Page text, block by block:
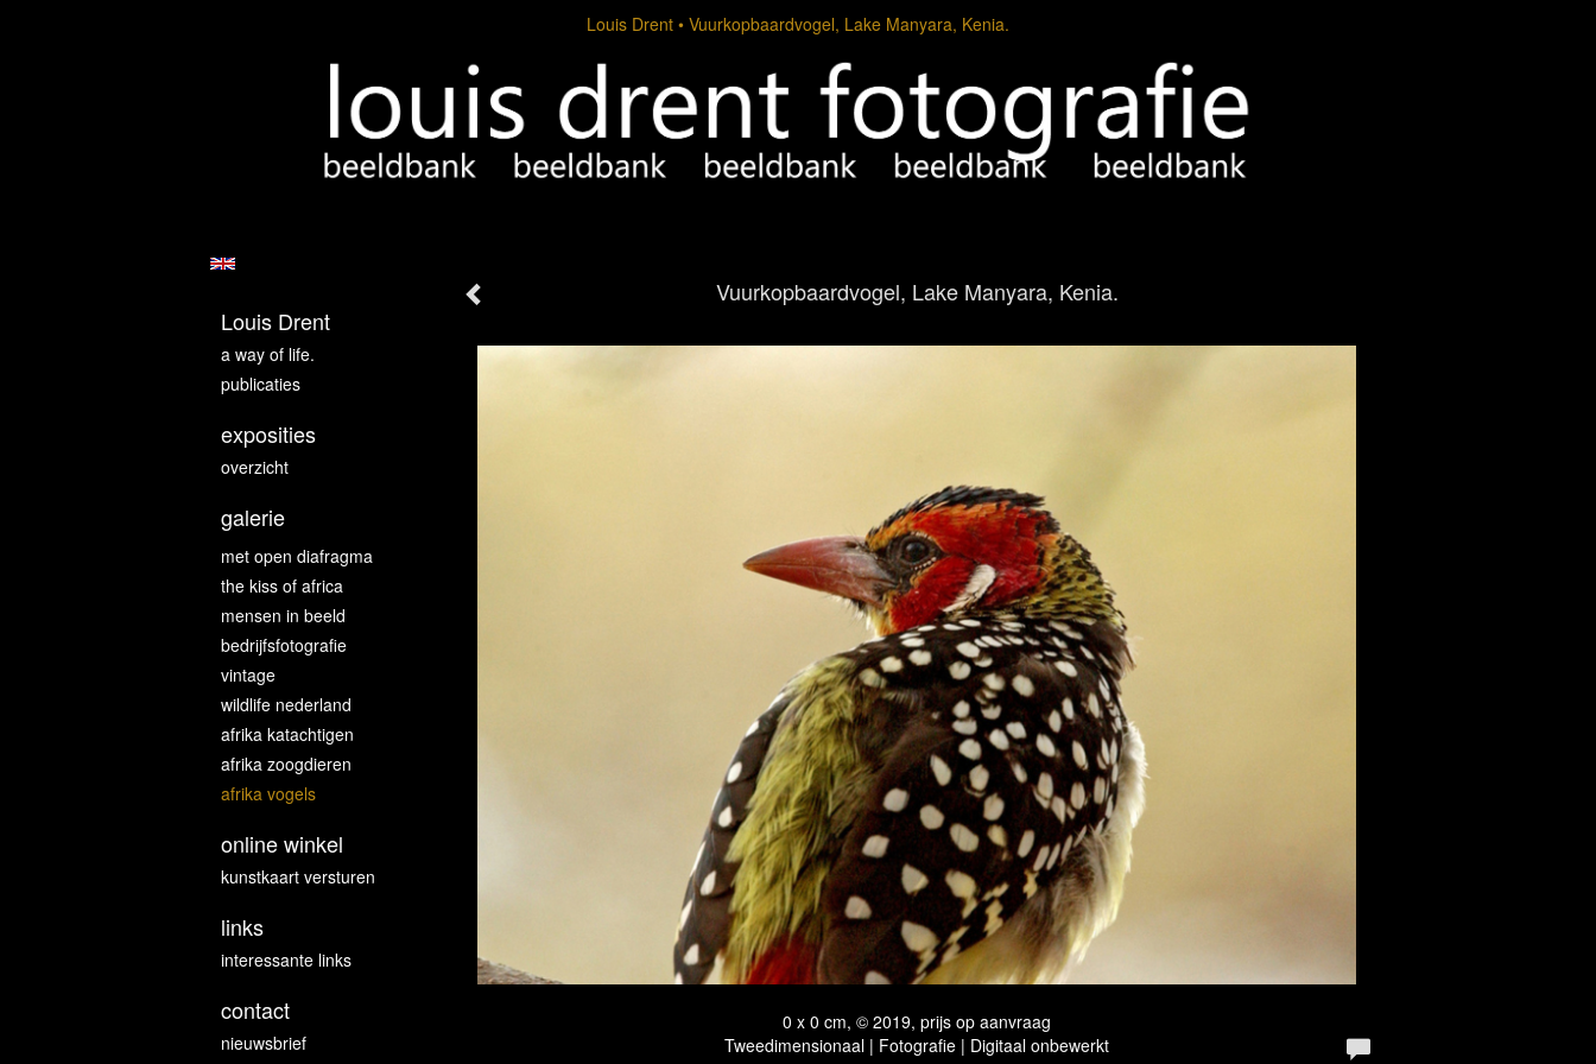
Louis Drent Vuurkopbaardvogel, Lake Manyara, Kenia.
Vuurkopbaardvogel, Lake Manyara, Kenia.
0 x 0 cm, © 2019, prijs op aanvraag
Tweedimensionaal | Fotografie | Digitaal onbewerkt
Louis Drent
a way of life.
publicaties
exposities
overzicht
galerie
met open diafragma
the kiss of africa
mensen in beeld
bedrijfsfotografie
vintage
wildlife nederland
afrika katachtigen
afrika zoogdieren
afrika vogels
online winkel
kunstkaart versturen
links
interessante links
contact
nieuwsbrief